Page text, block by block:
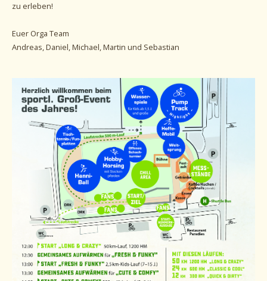
zu erleben!
Euer Orga Team
Andreas, Daniel, Michael, Martin und Sebastian